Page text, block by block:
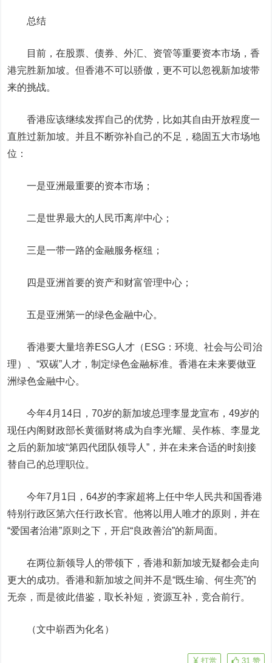
总结
目前，在股票、债券、外汇、资管等重要资本市场，香
港完胜新加坡。但香港不可以骄傲，更不可以忽视新加坡带
来的挑战。
香港应该继续发挥自己的优势，比如其自由开放程度一
直胜过新加坡。并且不断弥补自己的不足，稳固五大市场地
位：
一是亚洲最重要的资本市场；
二是世界最大的人民币离岸中心；
三是一带一路的金融服务枢纽；
四是亚洲首要的资产和财富管理中心；
五是亚洲第一的绿色金融中心。
香港要大量培养ESG人才 （ESG：环境、社会与公司治
理）
、“双碳”人才，制定绿色金融标准。香港在未来要做亚
洲绿色金融中心。
今年4月14日，70岁的新加坡总理李显龙宣布，49岁的
现任内阁财政部长黄循财将成为自李光耀、吴作栋、李显龙
之后的新加坡“第四代团队领导人”，并在未来合适的时刻接
替自己的总理职位。
今年7月1日，64岁的李家超将上任中华人民共和国香港
特别行政区第六任行政长官。他将以用人唯才的原则，并在
“爱国者治港”原则之下，开启“良政善治”的新局面。
在两位新领导人的带领下，香港和新加坡无疑都会走向
更大的成功。香港和新加坡之间并不是“既生瑜、何生亮”的
无奈，而是彼此借鉴，取长补短，资源互补，竞合前行。
（文中崭西为化名）
31 赞
打赏